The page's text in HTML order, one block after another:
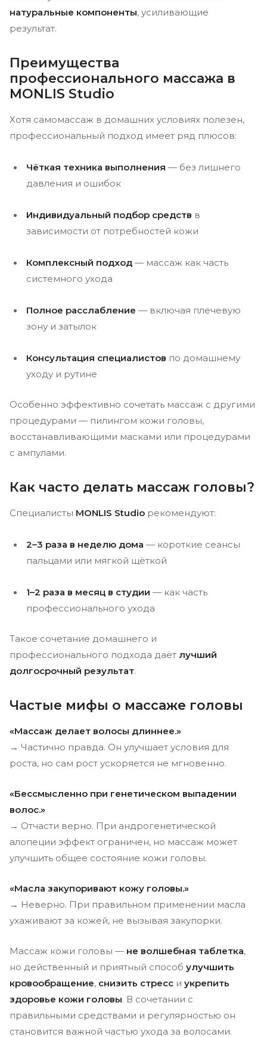
натуральные компоненты, усиливающие
результат.
Преимущества
профессионального массажа в
MONLIS Studio
Хотя самомассаж в домашних условиях полезен,
профессиональный подход имеет ряд плюсов:
Чёткая техника выполнения — без лишнего
давления и ошибок
Индивидуальный подбор средств в
зависимости от потребностей кожи
Комплексный подход — массаж как часть
системного ухода
Полное расслабление — включая плечевую
зону и затылок
Консультация специалистов по домашнему
уходу и рутине
Особенно эффективно сочетать массаж с другими
процедурами — пилингом кожи головы,
восстанавливающими масками или процедурами
с ампулами.
Как часто делать массаж головы?
Специалисты MONLIS Studio рекомендуют:
2–3 раза в неделю дома — короткие сеансы
пальцами или мягкой щёткой
1–2 раза в месяц в студии — как часть
профессионального ухода
Такое сочетание домашнего и
профессионального подхода даёт лучший
долгосрочный результат.
Частые мифы о массаже головы
«Массаж делает волосы длиннее.»
→ Частично правда. Он улучшает условия для
роста, но сам рост ускоряется не мгновенно.
«Бессмысленно при генетическом выпадении
волос.»
→ Отчасти верно. При андрогенетической
алопеции эффект ограничен, но массаж может
улучшить общее состояние кожи головы.
«Масла закупоривают кожу головы.»
→ Неверно. При правильном применении масла
ухаживают за кожей, не вызывая закупорки.
Массаж кожи головы — не волшебная таблетка,
но действенный и приятный способ улучшить
кровообращение, снизить стресс и укрепить
здоровье кожи головы. В сочетании с
правильными средствами и регулярностью он
становится важной частью ухода за волосами.